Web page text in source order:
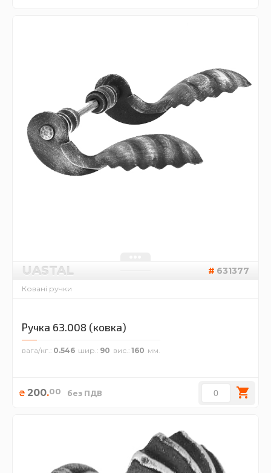
UASTAL 631377
Ковані ручки
Ручка 63.008 (ковка)
вага/кг. 0.546 шир. 90 вис. 160
₴ 200.00 без ПДВ